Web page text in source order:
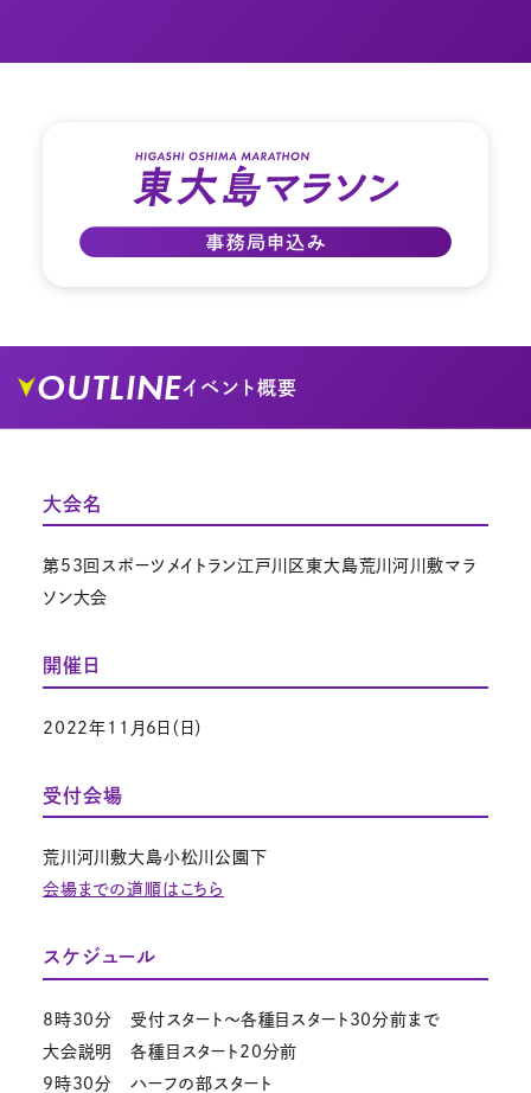
OUTLINEイベント概要
大会名
第53回スポーツメイトラン江戸川区東大島荒川河川敷マラ
ソン大会
開催日
2022年11月6日（日）
受付会場
荒川河川敷大島小松川公園下
会場までの道順はこちら
スケジュール
8時30分 受付スタート～各種目スタート30分前まで
大会説明 各種目スタート20分前
9時30分 ハーフの部スタート